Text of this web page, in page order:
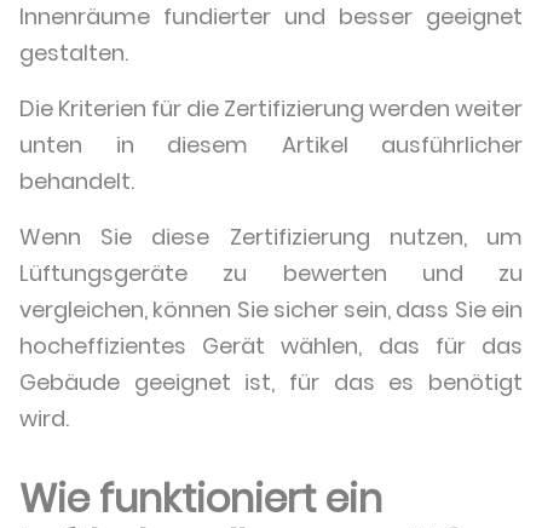
Innenräume fundierter und besser geeignet
gestalten.
Die Kriterien für die Zertifizierung werden weiter
unten in diesem Artikel ausführlicher
behandelt.
Wenn Sie diese Zertifizierung nutzen, um
Lüftungsgeräte zu bewerten und zu
vergleichen, können Sie sicher sein, dass Sie ein
hocheffizientes Gerät wählen, das für das
Gebäude geeignet ist, für das es benötigt
wird.
Wie funktioniert ein